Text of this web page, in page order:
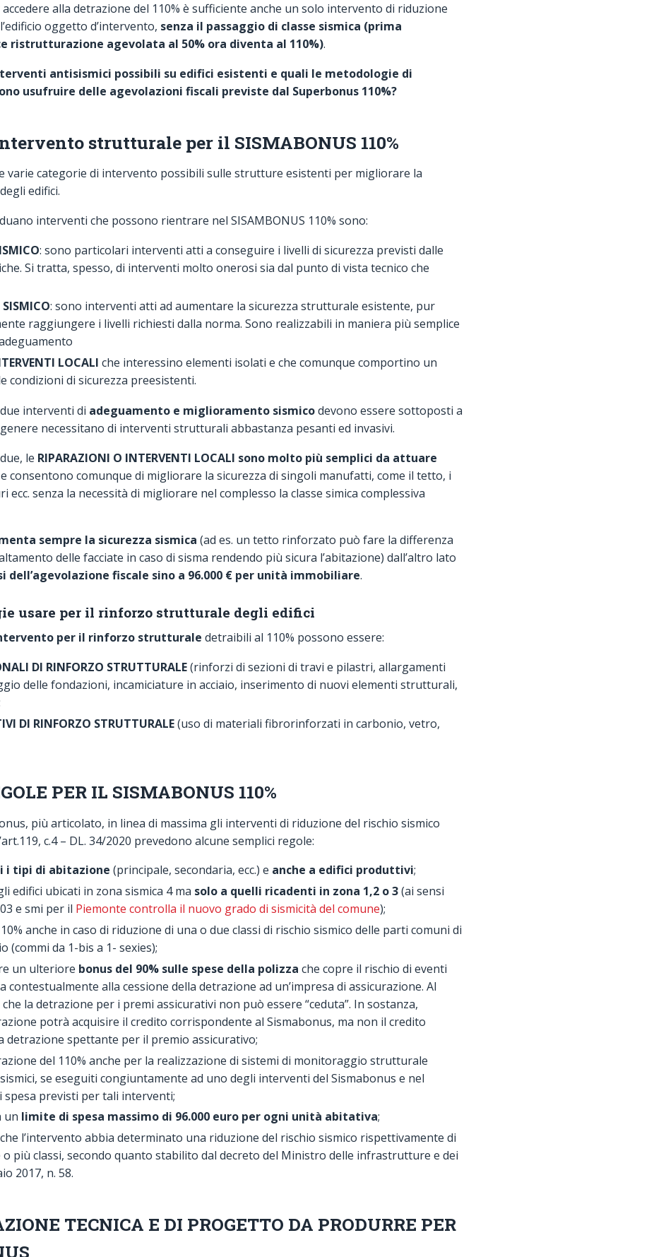
alla detrazione del 110% è sufficiente anche un solo intervento di riduzione
oggetto d’intervento, senza il passaggio di classe sismica (prima
ristrutturazione agevolata al 50% ora diventa al 110%).
antisismici possibili su edifici esistenti e quali le metodologie di
usufruire delle agevolazioni fiscali previste dal Superbonus 110%?
strutturale per il SISMABONUS 110%
varie categorie di intervento possibili sulle strutture esistenti per migliorare la
edifici.
interventi che possono rientrare nel SISAMBONUS 110% sono:
: sono particolari interventi atti a conseguire i livelli di sicurezza previsti dalle
Si tratta, spesso, di interventi molto onerosi sia dal punto di vista tecnico che
: sono interventi atti ad aumentare la sicurezza strutturale esistente, pur
raggiungere i livelli richiesti dalla norma. Sono realizzabili in maniera più semplice
LOCALI che interessino elementi isolati e che comunque comportino un
condizioni di sicurezza preesistenti.
interventi di adeguamento e miglioramento sismicodevono essere sottoposti a
necessitano di interventi strutturali abbastanza pesanti ed invasivi.
le RIPARAZIONI O INTERVENTI LOCALI sono molto più semplici da attuare
consentono comunque di migliorare la sicurezza di singoli manufatti, come il tetto, i
ecc. senza la necessità di migliorare nel complesso la classe simica complessiva
sempre la sicurezza sismica (ad es. un tetto rinforzato può fare la differenza
delle facciate in caso di sisma rendendo più sicura l’abitazione) dall’altro lato
dell’agevolazione fiscale sino a 96.000 € per unità immobiliare.
usare per il rinforzo strutturale degli edifici
per il rinforzo strutturale detraibili al 110% possono essere:
DI RINFORZO STRUTTURALE(rinforzi di sezioni di travi e pilastri, allargamenti
delle fondazioni, incamiciature in acciaio, inserimento di nuovi elementi strutturali,
DI RINFORZO STRUTTURALE(uso di materiali fibrorinforzati in carbonio, vetro,
PER IL SISMABONUS 110%
più articolato, in linea di massima gli interventi di riduzione del rischio sismico
c.4 – DL. 34/2020 prevedono alcune semplici regole:
tipi di abitazione (principale, secondaria, ecc.) e anche a edifici produttivi;
edifici ubicati in zona sismica 4 ma solo a quelli ricadenti in zona 1,2 o 3(ai sensi
e smi per il Piemonte controlla il nuovo grado di sismicità del comune);
anche in caso di riduzione di una o due classi di rischio sismico delle parti comuni di
(commi da 1-bis a 1- sexies);
un ulteriore bonus del 90% sulle spese della polizza che copre il rischio di eventi
contestualmente alla cessione della detrazione ad un’impresa di assicurazione. Al
la detrazione per i premi assicurativi non può essere “ceduta”. In sostanza,
potrà acquisire il credito corrispondente al Sismabonus, ma non il credito
detrazione spettante per il premio assicurativo;
del 110% anche per la realizzazione di sistemi di monitoraggio strutturale
se eseguiti congiuntamente ad uno degli interventi del Sismabonus e nel
previsti per tali interventi;
un limite di spesa massimo di 96.000 euro per ogni unità abitativa;
l’intervento abbia determinato una riduzione del rischio sismico rispettivamente di
o più classi, secondo quanto stabilito dal decreto del Ministro delle infrastrutture e dei
2017, n. 58.
TECNICA E DI PROGETTO DA PRODURRE PER